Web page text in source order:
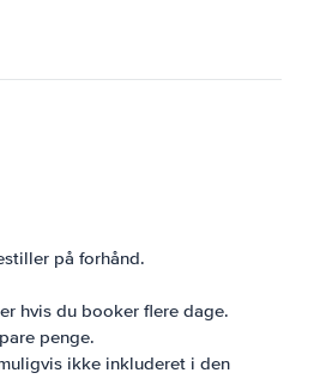
på forhånd.
hvis du booker flere dage.
penge.
ikke inkluderet i den